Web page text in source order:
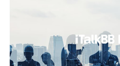
养老 非盈